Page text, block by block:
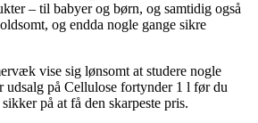
– til babyer og børn, og samtidig også
og endda nogle gange sikre
vise sig lønsomt at studere nogle
udsalg på Cellulose fortynder 1 l før du
på at få den skarpeste pris.